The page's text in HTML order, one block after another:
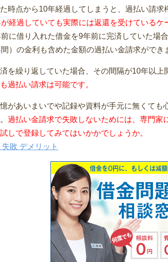
時点から10年経過してしまうと、過払い請求
経過していても実際には返還を受けているケ
に借り入れた借金を9年前に完済していた場
）の金利も含めた金額の過払い金請求ができ
を繰り返していた場合、その間隔が10年以上
過払い請求は可能です。
があいまいでや記録や資料が手元に無くても
過払い金請求で失敗しないためには、専門家
しで登録してみてはいかかでしょうか。